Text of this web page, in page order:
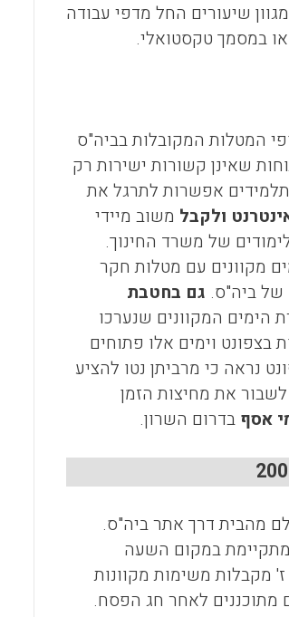
שיעורים החל מדפי עבודה
במסמך טקסטואלי.
המטלות המקובלות בביה"ס
שאינן קשורות ישירות רק
אפשרות לתרגל את
ולקבל משוב מיידי
של משרד החינוך.
מקוונים עם מטלות חקר
של ביה"ס. גם בחטבת
הימים המקוונים שנערכו
בצפונט וימים אלו פתוחים
נראה כי מרביתן נטו להציע
את מחיצות הזמן
אסף בדרום השרון.
מהבית דרך אתר ביה"ס.
מתקיימת במקום השעה
מקבלות משימות מקוונות
מתוכננים לאחר חג הפסח.